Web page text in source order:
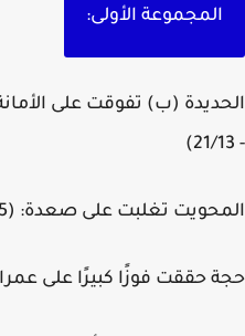
المجموعة الأولى:
تغلبت على صعدة: (21/15 - 21/19)
حققت فوزًا كبيرًا على عمران: (21/3 -